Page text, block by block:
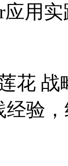
应用
花 战
经验